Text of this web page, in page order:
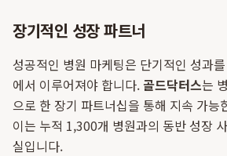
장기적인 성장 파트너
성공적인 병원 마케팅은 단기적인 성과
에서 이루어져야 합니다. 골드닥터스는
으로 한 장기 파트너십을 통해 지속 가능
이는 누적 1,300개 병원과의 동반 성장
실입니다.